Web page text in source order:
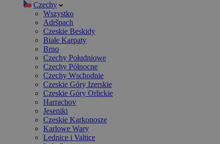
Czechy
Wszystko
Adršpach
Czeskie Beskidy
Białe Karpaty
Brno
Czechy Południowe
Czechy Północne
Czechy Wschodnie
Czeskie Góry Izerskie
Czeskie Góry Orlickie
Harrachov
Jeseniki
Czeskie Karkonosze
Karlowe Wary
Lednice i Valtice